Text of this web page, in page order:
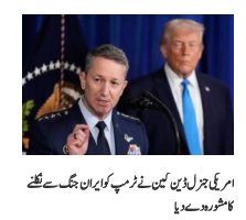
امریکی جنرل ڈین کین نے ٹرمپ کو ایران جنگ سے نکلنے
کا مشورہ دے دیا